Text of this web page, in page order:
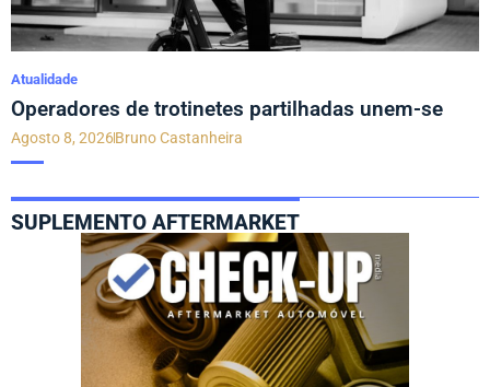
Atualidade
Operadores de trotinetes partilhadas unem-se
Agosto 8, 2026Bruno Castanheira
SUPLEMENTO AFTERMARKET